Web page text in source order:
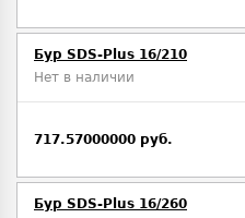
Бур SDS-Plus 16/210
Нет в наличии
717.57000000 руб.
Бур SDS-Plus 16/260